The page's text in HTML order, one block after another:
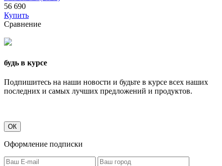
56 690
Купить
Сравнение
будь в курсе
Подпишитесь на наши новости и будьте в курсе всех наших
последних и самых лучших предложений и продуктов.
ОК
Оформление подписки